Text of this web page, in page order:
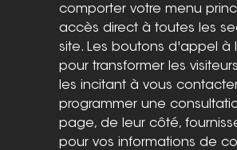
comporter votre menu
accès direct à toutes les
site. Les boutons d'appel à
pour transformer les
les incitant à vous
programmer une
page, de leur côté,
pour vos informations de